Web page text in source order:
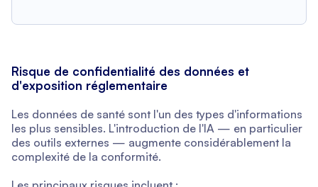
Risque de confidentialité des données et
d'exposition réglementaire
Les données de santé sont l'un des types d'informations
les plus sensibles. L'introduction de l'IA — en particulier
des outils externes — augmente considérablement la
complexité de la conformité.